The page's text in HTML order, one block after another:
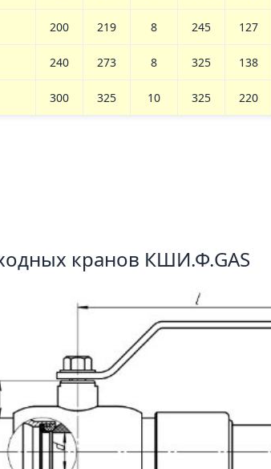
200 219 8 245 127
240 273 8 325 138
300 325 10 325 220
кранов КШИ.Ф.GAS